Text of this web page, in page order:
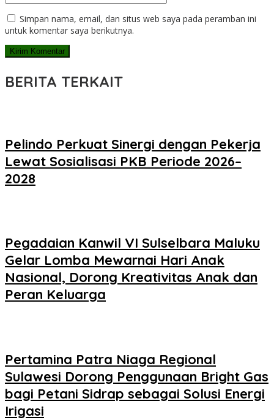
Simpan nama, email, dan situs web saya pada peramban ini
untuk komentar saya berikutnya.
BERITA TERKAIT
Pelindo Perkuat Sinergi dengan Pekerja
Lewat Sosialisasi PKB Periode 2026–
2028
Pegadaian Kanwil VI Sulselbara Maluku
Gelar Lomba Mewarnai Hari Anak
Nasional, Dorong Kreativitas Anak dan
Peran Keluarga
Pertamina Patra Niaga Regional
Sulawesi Dorong Penggunaan Bright Gas
bagi Petani Sidrap sebagai Solusi Energi
Irigasi